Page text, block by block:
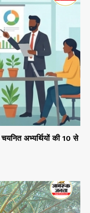
अभ्यर्थियों की 10 से